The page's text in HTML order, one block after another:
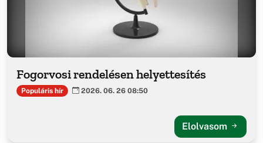
Fogorvosi rendelésen helyettesítés
Populáris hír 2026. 06. 26 08:50
Elolvasom